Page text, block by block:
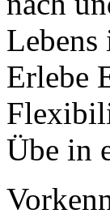
Erlebe
Übe in